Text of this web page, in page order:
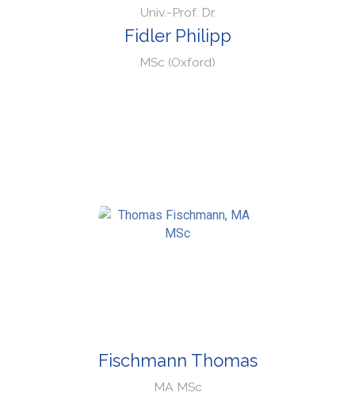
Univ.-Prof. Dr.
Fidler Philipp
MSc (Oxford)
Fischmann Thomas
MA MSc